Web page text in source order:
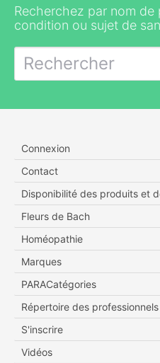
Recherchez par nom de
condition ou sujet de
Connexion
Contact
Disponibilité des produits et
Fleurs de Bach
Homéopathie
Marques
PARACatégories
Répertoire des professionnels
S'inscrire
Vidéos